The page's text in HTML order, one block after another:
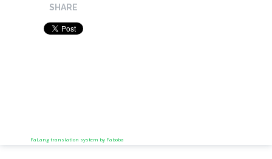
SHARE
FaLang translation system by Faboba